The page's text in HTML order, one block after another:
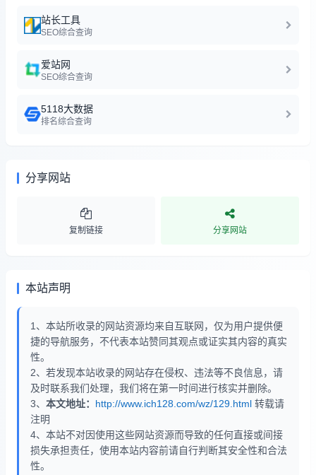
站长工具
SEO综合查询
爱站网
SEO综合查询
5118大数据
排名综合查询
分享网站
复制链接 分享网站
本站声明
1、本站所收录的网站资源均来自互联网，仅为用户提供便
捷的导航服务，不代表本站赞同其观点或证实其内容的真实
性。
2、若发现本站收录的网站存在侵权、违法等不良信息，请
及时联系我们处理，我们将在第一时间进行核实并删除。
3、 本文地址： http://www.ich128.com/wz/129.html 转载请
注明
4、本站不对因使用这些网站资源而导致的任何直接或间接
损失承担责任，使用本站内容前请自行判断其安全性和合法
性。